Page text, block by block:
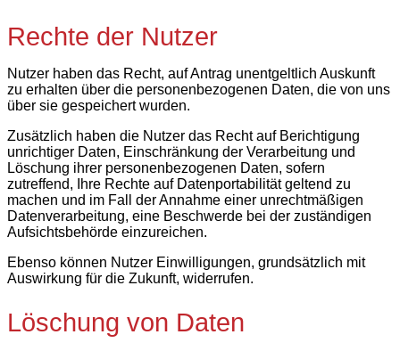
Rechte der Nutzer
Nutzer haben das Recht, auf Antrag unentgeltlich Auskunft
zu erhalten über die personenbezogenen Daten, die von uns
über sie gespeichert wurden.
Zusätzlich haben die Nutzer das Recht auf Berichtigung
unrichtiger Daten, Einschränkung der Verarbeitung und
Löschung ihrer personenbezogenen Daten, sofern
zutreffend, Ihre Rechte auf Datenportabilität geltend zu
machen und im Fall der Annahme einer unrechtmäßigen
Datenverarbeitung, eine Beschwerde bei der zuständigen
Aufsichtsbehörde einzureichen.
Ebenso können Nutzer Einwilligungen, grundsätzlich mit
Auswirkung für die Zukunft, widerrufen.
Löschung von Daten